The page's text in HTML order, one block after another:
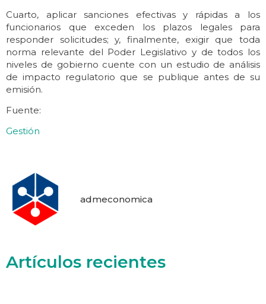
Cuarto, aplicar sanciones efectivas y rápidas a los
funcionarios que exceden los plazos legales para
responder solicitudes; y, finalmente, exigir que toda
norma relevante del Poder Legislativo y de todos los
niveles de gobierno cuente con un estudio de análisis
de impacto regulatorio que se publique antes de su
emisión.
Fuente:
Gestión
admeconomica
Artículos recientes